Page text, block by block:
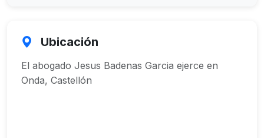
Ubicación
El abogado Jesus Badenas Garcia ejerce en
Onda, Castellón